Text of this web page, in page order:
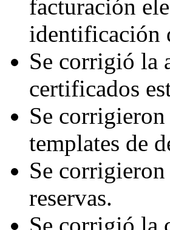
facturación
identificación
Se corrigió la
certificados
Se
templates de
Se
reservas.
Se corrigió la